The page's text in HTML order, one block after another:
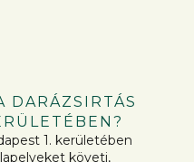
DARÁZSIRTÁS
1. kerületében
követi,